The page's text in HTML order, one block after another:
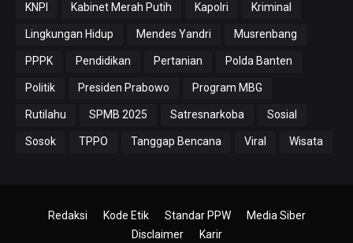
KNPI Kabinet Merah Putih Kapolri Kriminal
Lingkungan Hidup Mendes Yandri Musrenbang
PPPK Pendidikan Pertanian Polda Banten
Politik Presiden Prabowo Program MBG
Rutilahu SPMB 2025 Satresnarkoba Sosial
Sosok TPPO Tanggap Bencana Viral Wisata
Redaksi Kode Etik Standar PPW
Media Siber
Disclaimer
Karir